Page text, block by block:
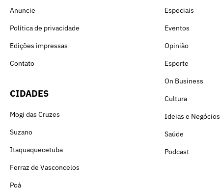
Anuncie
Política de privacidade
Edições impressas
Contato
CIDADES
Mogi das Cruzes
Suzano
Itaquaquecetuba
Ferraz de Vasconcelos
Poá
Especiais
Eventos
Opinião
Esporte
On Business
Cultura
Ideias e Negócios
Saúde
Podcast